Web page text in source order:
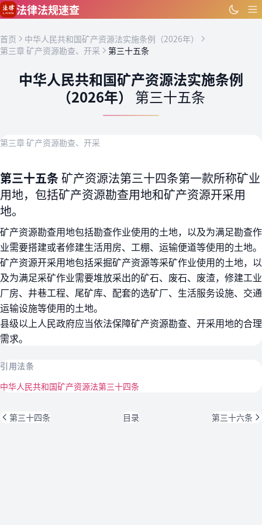
跳到主要内容
法律法规速查
首页
中华人民共和国矿产资源法实施条例（2026年）
第三章 矿产资源勘查、开采
第三十五条
中华人民共和国矿产资源法实施条例
（2026年） 第三十五条
第三章 矿产资源勘查、开采
第三十五条矿产资源法第三十四条第一款所称矿业
用地，包括矿产资源勘查用地和矿产资源开采用
地。
矿产资源勘查用地包括勘查作业使用的土地，以及为满足勘查作
业需要搭建或者修建生活用房、工棚、运输便道等使用的土地。
矿产资源开采用地包括采掘矿产资源等采矿作业使用的土地，以
及为满足采矿作业需要堆放采出的矿石、废石、废渣，修建工业
厂房、井巷工程、尾矿库、配套的选矿厂、生活服务设施、交通
运输设施等使用的土地。
县级以上人民政府应当依法保障矿产资源勘查、开采用地的合理
需求。
引用法条
中华人民共和国矿产资源法第三十四条
第三十四条 目录 第三十六条